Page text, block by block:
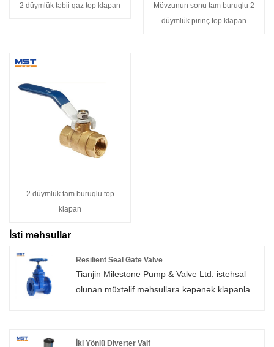
2 düymlük təbii qaz top klapan
Mövzunun sonu tam buruqlu 2
düymlük pirinç top klapan
2 düymlük tam buruqlu top
klapan
İsti məhsullar
Resilient Seal Gate Valve
Tianjin Milestone Pump & Valve Ltd. istehsal
olunan müxtəlif məhsullara kəpənək klapanları,
İki Yönlü Diverter Valf